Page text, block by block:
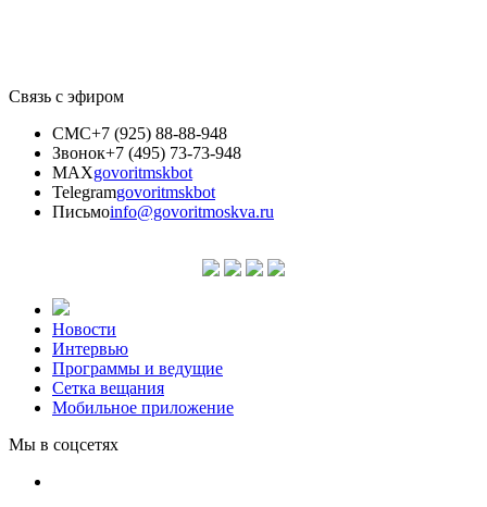
Связь с эфиром
СМС+7 (925) 88-88-948
Звонок+7 (495) 73-73-948
MAXgovoritmskbot
Telegramgovoritmskbot
Письмоinfo@govoritmoskva.ru
Новости
Интервью
Программы и ведущие
Сетка вещания
Мобильное приложение
Мы в соцсетях